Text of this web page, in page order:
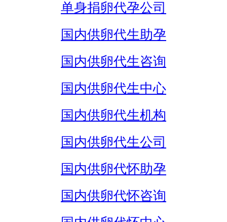
单身捐卵代孕公司
国内供卵代生助孕
国内供卵代生咨询
国内供卵代生中心
国内供卵代生机构
国内供卵代生公司
国内供卵代怀助孕
国内供卵代怀咨询